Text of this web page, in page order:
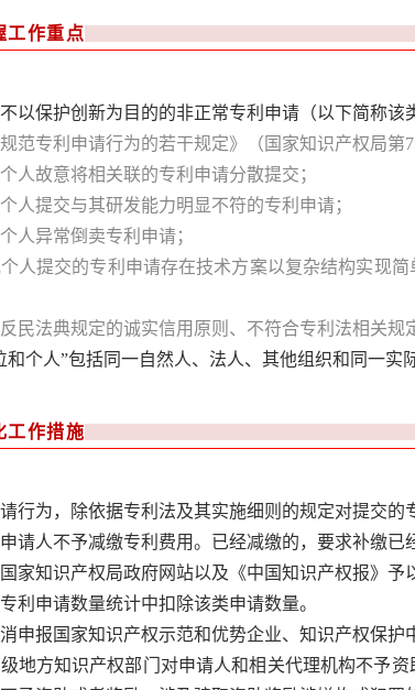
工作重点
以保护创新为目的的非正常专利申请（以下简称
规范专利申请行为的若干规定》（国家知识产权局第
人故意将相关联的专利申请分散提交；
人提交与其研发能力明显不符的专利申请；
人异常倒卖专利申请；
个人提交的专利申请存在技术方案以复杂结构实现
反民法典规定的诚实信用原则、不符合专利法相关规
和个人”包括同一自然人、法人、其他组织和同一实
工作措施
行为，除依据专利法及其实施细则的规定对提交的
申请人不予减缴专利费用。已经减缴的，要求补缴
国家知识产权局政府网站以及《中国知识产权报》予
专利申请数量统计中扣除该类申请数量。
消申报国家知识产权示范和优势企业、知识产权保
级地方知识产权部门对申请人和相关代理机构不予